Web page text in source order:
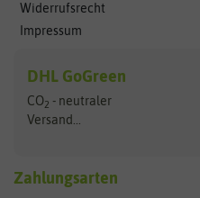
Widerrufsrecht
Impressum
DHL GoGreen
CO2 - neutraler
Versand...
Zahlungsarten